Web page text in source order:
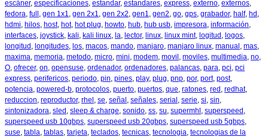
escáner, especificaciones, estandar, estandares, express, externo, externos,
fedora, full , gen 1x1, gen 2x1, gen 2x2, gen1, gen2, go, gps, grabador, half, hd ,
hdmi, hilos, host, hot, hot plug, howto, hub, hub usb, impresora, información,
interfaces, joystick, kali, kali linux, la, lector, linux, linux mint, logitud , logos,
longitud , longitudes, los, macos, mando, manjaro, manjaro linux, manual , mas,
maxima, memoria, metodo, micro, mini, modem, movil , moviles, multimedia, no,
O, ofrecer, on, opensuse, ordenador, ordenadores, palancas, para, pci, pci
express, perifericos, periodo, pin, pines, play, plug, pnp, por, port, post,
potencia, powered-b, protocolos, puerto, puertos, que, ratones, red , redhat,
reduccion, reproductor, rhel , se, señal , señales, serial , serie, si, sin,
sintonizadora, sled , sleep & charge, sonido, ss, su, supermhl , superspeed ,
superspeed usb 10gbps, superspeed usb 20gbps, superspeed usb 5gbps,
suse, tabla, tablas, tarjeta, teclados, tecnicas, tecnologia, tecnologias de la